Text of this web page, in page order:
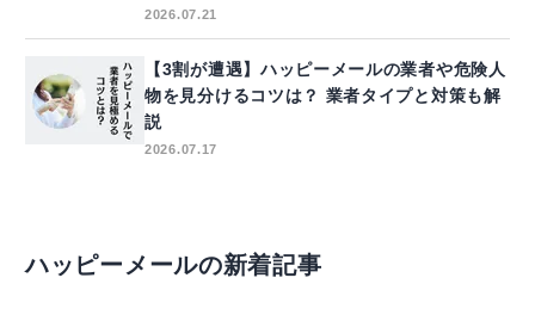
2026.07.21
【3割が遭遇】ハッピーメールの業者や危険人
物を見分けるコツは？ 業者タイプと対策も解
説
2026.07.17
ハッピーメールの新着記事